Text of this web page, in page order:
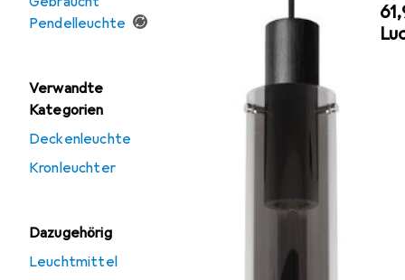
Pendelleuchte
Verwandte
Kategorien
Deckenleuchte
Kronleuchter
Dazugehörig
Leuchtmittel